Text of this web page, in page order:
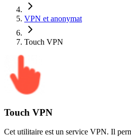
VPN et anonymat
Touch VPN
Touch VPN
Cet utilitaire est un service VPN. Il